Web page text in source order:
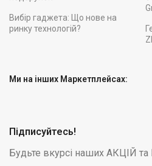
Вибір гаджета: Що нове на
ринку технологій?
Ми на інших Маркетплейсах:
Підписуйтесь!
Будьте вкурсі наших АКЦІЙ